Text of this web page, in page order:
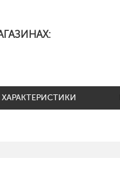
ХАРАКТЕРИСТИКИ